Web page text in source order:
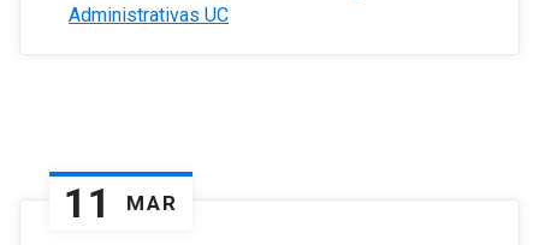
Administrativas UC
11 MAR